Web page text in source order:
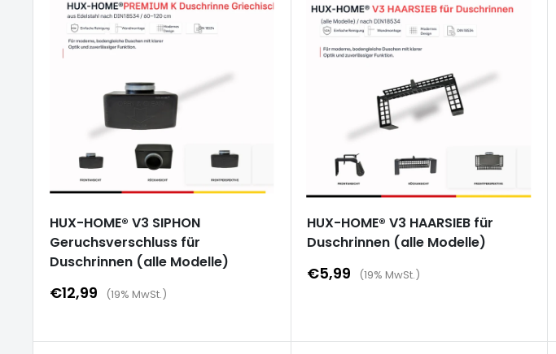
HUX-HOME® V3 SIPHON
Geruchsverschluss für
Duschrinnen (alle Modelle)
Sonderpreis
€12,99 (19% MwSt.)
HUX-HOME® V3 HAARSIEB für
Duschrinnen (alle Modelle)
Sonderpreis
€5,99 (19% MwSt.)